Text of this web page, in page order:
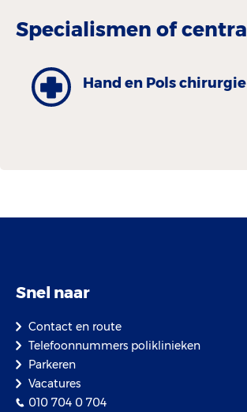
Specialismen of centra
Hand en Pols chirurgie
Snel naar
Contact en route
Telefoonnummers poliklinieken
Parkeren
Vacatures
010 704 0 704